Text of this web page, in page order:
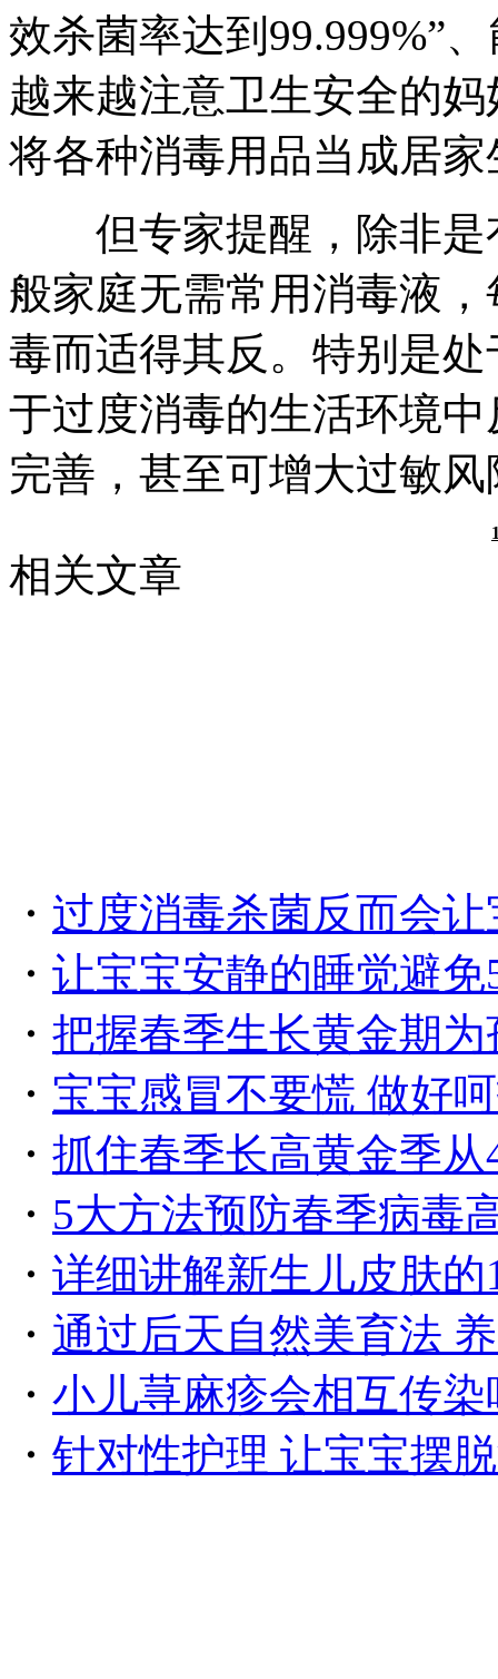
效杀菌率达到99.999%”
越来越注意卫生安全的
将各种消毒用品当成居
但专家提醒，除非是
般家庭无需常用消毒液
毒而适得其反。特别是
于过度消毒的生活环境
完善，甚至可增大过敏风
相关文章
・ 过度消毒杀菌反而会
・ 让宝宝安静的睡觉避
・ 把握春季生长黄金期
・ 宝宝感冒不要慌 做好
・ 抓住春季长高黄金季从
・ 5大方法预防春季病毒
・ 详细讲解新生儿皮肤的
・ 通过后天自然美育法
・ 小儿荨麻疹会相互传染
・ 针对性护理 让宝宝摆